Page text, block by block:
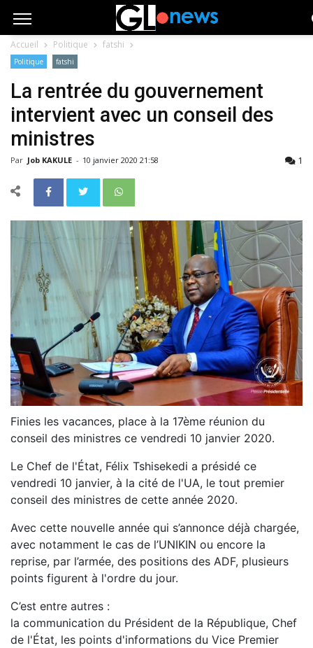
Accueil Politique fatshi
Politique fatshi
La rentrée du gouvernement
intervient avec un conseil des
ministres
Par Job KAKULE - 10 janvier 2020 21:58 1
Finies les vacances, place à la 17ème réunion du
conseil des ministres ce vendredi 10 janvier 2020.
Le Chef de l'État, Félix Tshisekedi a présidé ce
vendredi 10 janvier, à la cité de l'UA, le tout premier
conseil des ministres de cette année 2020.
Avec cette nouvelle année qui s’annonce déjà chargée,
avec notamment le cas de l’UNIKIN ou encore la
reprise, par l’armée, des positions des ADF, plusieurs
points figurent à l'ordre du jour.
C’est entre autres :
la communication du Président de la République, Chef
de l'État, les points d'informations du Vice Premier